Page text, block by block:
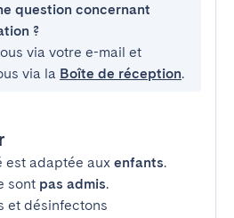
question concernant
?
via votre e-mail et
via la Boîte de réception.
est adaptée aux enfants.
sont pas admis.
et désinfectons